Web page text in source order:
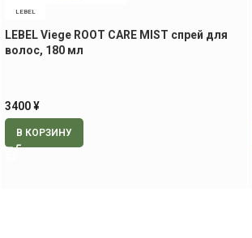
LEBEL
LEBEL Viege ROOT CARE MIST спрей для
волос, 180 мл
3400¥
В КОРЗИНУ